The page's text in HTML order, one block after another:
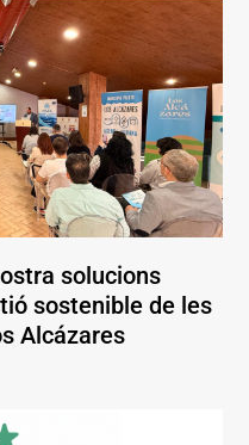
solucions
sostenible de les
Alcázares